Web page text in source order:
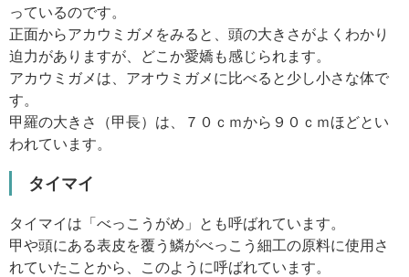
っているのです。
正面からアカウミガメをみると、頭の大きさがよくわかり
迫力がありますが、どこか愛嬌も感じられます。
アカウミガメは、アオウミガメに比べると少し小さな体で
す。
甲羅の大きさ（甲長）は、７０ｃｍから９０ｃｍほどとい
われています。
タイマイ
タイマイは「べっこうがめ」とも呼ばれています。
甲や頭にある表皮を覆う鱗がべっこう細工の原料に使用さ
れていたことから、このように呼ばれています。